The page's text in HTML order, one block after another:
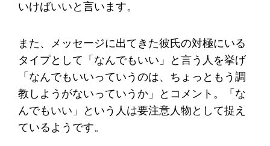
いけばいいと言います。
また、メッセージに出てきた彼氏の対極にいる
タイプとして「なんでもいい」と言う人を挙げ
「なんでもいいっていうのは、ちょっともう調
教しようがないっていうか」とコメント。「な
んでもいい」という人は要注意人物として捉え
ているようです。